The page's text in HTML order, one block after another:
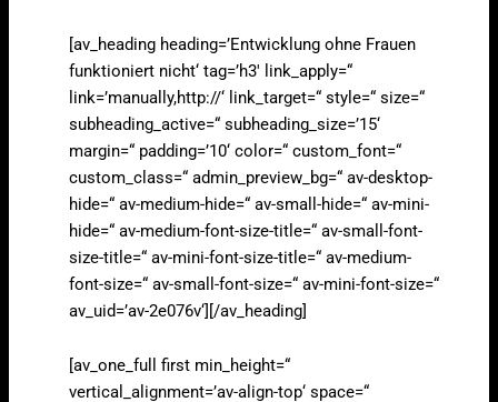
[av_heading heading=’Entwicklung ohne Frauen
funktioniert nicht‘ tag=’h3′ link_apply=“
link=’manually,http://‘ link_target=“ style=“ size=“
subheading_active=“ subheading_size=’15‘
margin=“ padding=’10‘ color=“ custom_font=“
custom_class=“ admin_preview_bg=“ av-desktop-
hide=“ av-medium-hide=“ av-small-hide=“ av-mini-
hide=“ av-medium-font-size-title=“ av-small-font-
size-title=“ av-mini-font-size-title=“ av-medium-
font-size=“ av-small-font-size=“ av-mini-font-size=“
av_uid=’av-2e076v‘][/av_heading]
[av_one_full first min_height=“
vertical_alignment=’av-align-top‘ space=“